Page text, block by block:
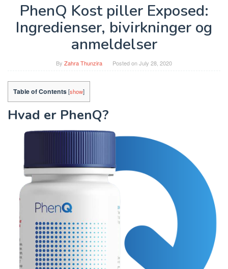
PhenQ Kost piller Exposed:
Ingredienser, bivirkninger og
anmeldelser
By Zahra Thunzira Posted onJuly 28, 2020
Table of Contents[show]
Hvad er PhenQ?